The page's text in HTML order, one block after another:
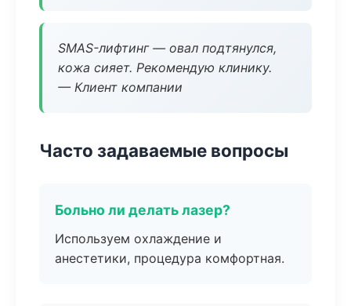
SMAS-лифтинг — овал подтянулся,
кожа сияет. Рекомендую клинику.
— Клиент компании
Часто задаваемые вопросы
Больно ли делать лазер?
Используем охлаждение и
анестетики, процедура комфортная.